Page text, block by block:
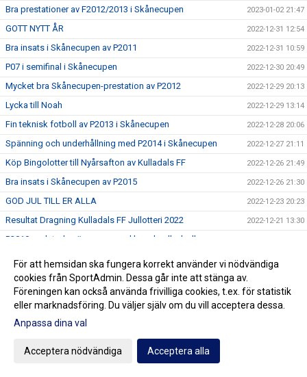
Bra prestationer av F2012/2013 i Skånecupen 2023-01-02 21:47
GOTT NYTT ÅR 2022-12-31 12:54
Bra insats i Skånecupen av P2011 2022-12-31 10:59
P07 i semifinal i Skånecupen 2022-12-30 20:49
Mycket bra Skånecupen-prestation av P2012 2022-12-29 20:13
Lycka till Noah 2022-12-29 13:14
Fin teknisk fotboll av P2013 i Skånecupen 2022-12-28 20:06
Spänning och underhållning med P2014 i Skånecupen 2022-12-27 21:11
Köp Bingolotter till Nyårsafton av Kulladals FF 2022-12-26 21:49
Bra insats i Skånecupen av P2015 2022-12-26 21:30
GOD JUL TILL ER ALLA 2022-12-23 20:23
Resultat Dragning Kulladals FF Jullotteri 2022 2022-12-21 13:30
P2010 avslutade säsongen med beachvolleyboll
Köp era Jul-Bingolotter av Kulladals FF vid ICA Kvantum
Malmborgs Mobilia
2022-12-11 11:50
Nyförvärv och återvändare till A-laget 2022-12-10 10:07
Cupseger för P09 2022-12-05 13:19
F09 i final i Olympic Cup
Bra cupspel av P2015
För att hemsidan ska fungera korrekt använder vi nödvändiga
cookies från SportAdmin. Dessa går inte att stänga av.
Föreningen kan också använda frivilliga cookies, t.ex. för statistik
eller marknadsföring. Du väljer själv om du vill acceptera dessa.
Anpassa dina val
Acceptera nödvändiga Acceptera alla